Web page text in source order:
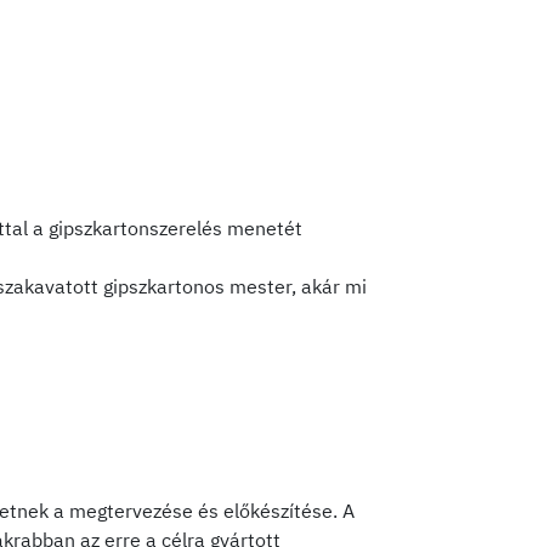
a gipszkartonszerelés menetét
gipszkartonos mester, akár mi
a megtervezése és előkészítése. A
az erre a célra gyártott